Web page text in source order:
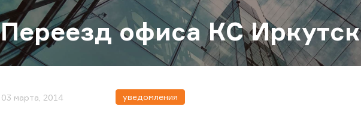
Переезд офиса КС Иркутск
03 марта, 2014 уведомления